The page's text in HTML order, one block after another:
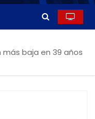
baja en 39 años